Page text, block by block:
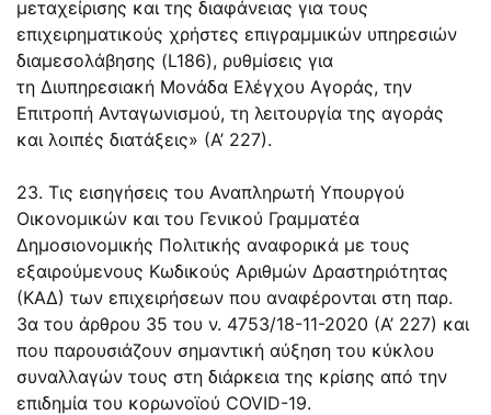
μεταχείρισης και της διαφάνειας για τους
επιχειρηματικούς χρήστες επιγραμμικών υπηρεσιών
διαμεσολάβησης (L186), ρυθμίσεις για
τη Διυπηρεσιακή Μονάδα Ελέγχου Αγοράς, την
Επιτροπή Ανταγωνισμού, τη λειτουργία της αγοράς
και λοιπές διατάξεις» (Α’ 227).
23. Τις εισηγήσεις του Αναπληρωτή Υπουργού
Οικονομικών και του Γενικού Γραμματέα
Δημοσιονομικής Πολιτικής αναφορικά με τους
εξαιρούμενους Κωδικούς Αριθμών Δραστηριότητας
(ΚΑΔ) των επιχειρήσεων που αναφέρονται στη παρ.
3α του άρθρου 35 του ν. 4753/18-11-2020 (Α’ 227) και
που παρουσιάζουν σημαντική αύξηση του κύκλου
συναλλαγών τους στη διάρκεια της κρίσης από την
επιδημία του κορωνοϊού COVID-19.